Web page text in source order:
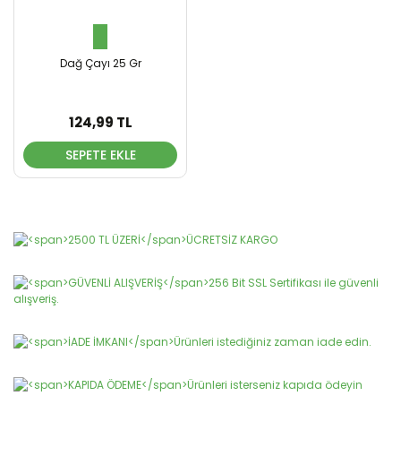
Dağ Çayı 25 Gr
124,99 TL
SEPETE EKLE